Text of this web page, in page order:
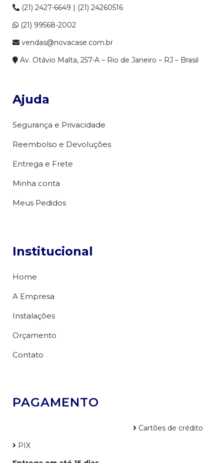
(21) 2427-6649 | (21) 24260516
(21) 99568-2002
vendas@novacase.com.br
Av. Otávio Malta, 257-A – Rio de Janeiro – RJ – Brasil
Ajuda
Segurança e Privacidade
Reembolso e Devoluções
Entrega e Frete
Minha conta
Meus Pedidos
Institucional
Home
A Empresa
Instalações
Orçamento
Contato
PAGAMENTO
Cartões de crédito
PIX